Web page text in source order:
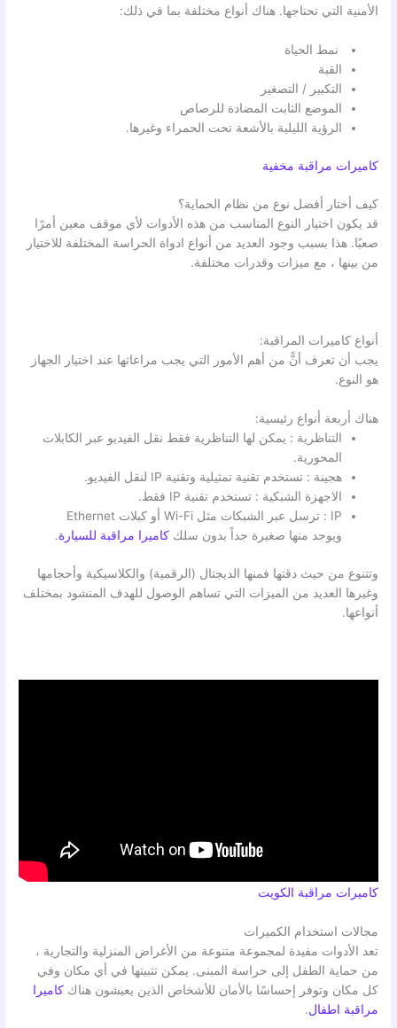
الأمنية التي تحتاجها. هناك أنواع مختلفة بما في ذلك:
نمط الحياة
القبة
التكبير / التصغير
الموضع الثابت المضادة للرصاص
الرؤية الليلية بالأشعة تحت الحمراء وغيرها.
كاميرات مراقبة مخفية
كيف أختار أفضل نوع من نظام الحماية؟
قد يكون اختيار النوع المناسب من هذه الأدوات لأي موقف معين أمرًا
صعبًا. هذا بسبب وجود العديد من أنواع ادواة الحراسة المختلفة للاختيار
من بينها ، مع ميزات وقدرات مختلفة.
أنواع كاميرات المراقبة:
يجب أن تعرف أنًّ من أهم الأمور التي يجب مراعاتها عند اختيار الجهاز
هو النوع.
هناك أربعة أنواع رئيسية:
التناظرية : يمكن لها التناظرية فقط نقل الفيديو عبر الكابلات
المحورية.
هجينة : تستخدم تقنية تمثيلية وتقنية IP لنقل الفيديو.
الاجهزة الشبكية : تستخدم تقنية IP فقط.
IP : ترسل عبر الشبكات مثل Wi-Fi أو كبلات Ethernet
ويوجد منها صغيرة جداً بدون سلككاميرا مراقبة للسيارة.
وتتنوع من حيث دقتها فمنها الديجتال (الرقمية) والكلاسيكية وأحجامها
وغيرها العديد من الميزات التي تساهم الوصول للهدف المنشود بمختلف
أنواعها.
كاميرات مراقبة الكويت
مجالات استخدام الكميرات
تعد الأدوات مفيدة لمجموعة متنوعة من الأغراض المنزلية والتجارية ،
من حماية الطفل إلى حراسة المبنى. يمكن تثبيتها في أي مكان وفي
كل مكان وتوفر إحساسًا بالأمان للأشخاص الذين يعيشون هناككاميرا
مراقبة اطفال.